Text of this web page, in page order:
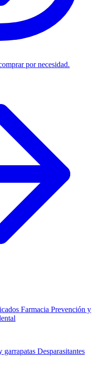
por necesidad.
Farmacia Prevención y
garrapatas Desparasitantes